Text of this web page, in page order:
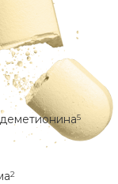
5
2